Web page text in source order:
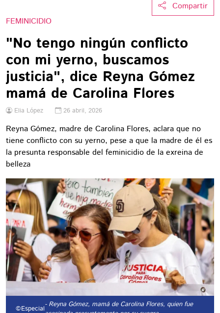
Compartir
FEMINICIDIO
"No tengo ningún conflicto
con mi yerno, buscamos
justicia", dice Reyna Gómez
mamá de Carolina Flores
Elia López 26 abril, 2026
Reyna Gómez, madre de Carolina Flores, aclara que no
tiene conflicto con su yerno, pese a que la madre de él es
la presunta responsable del feminicidio de la exreina de
belleza
©Especial- Reyna Gómez, mamá de Carolina Flores, quien fue